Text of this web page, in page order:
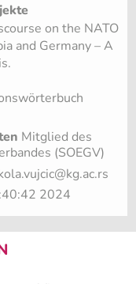
on the NATO
and Germany – A
Mitglied des
(SOEGV)
2024